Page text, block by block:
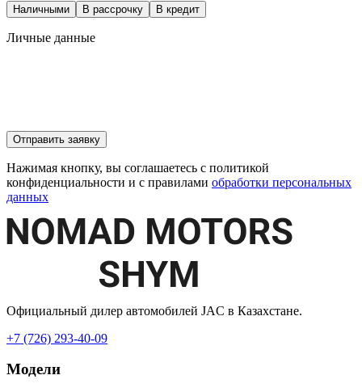
Наличными В рассрочку В кредит
Личные данные
Отправить заявку
Нажимая кнопку, вы соглашаетесь с политикой
конфиденциальности и с правилами обработки персональных
данных
Официальный дилер автомобилей JAC в Казахстане.
+7 (726) 293-40-09
Модели